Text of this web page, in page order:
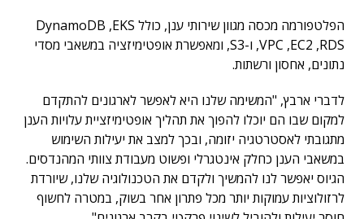
הפלטפורמה מכסה מגוון שירותי ענן, כולל DynamoDB ,EKS
,VPC ,EC2 ,RDS ו-S3, ומאפשרת אופטימיזציה במשאבי מסדי
נתונים, אחסון ורשתות.
לדברי ארבץ, "המשימה שלנו היא לאפשר לארגונים להתקדם
למקום שבו הם יוכלו להפוך את תהליך אופטימיזציית עלויות הענן
מתגובתי לאסטרטגיה יזומה, ובכך למצב את יעילות השימוש
במשאבי הענן כחלק אינטגרלי ופשוט מעבודת צוותי המהנדסים.
הגיוס יאפשר לנו להמשיך ולקדם את הטכנולוגיה שלנו, שיורדת
לרזולוציות עמוקות יותר מכל פתרון אחר בשוק, במטרה לחשוף